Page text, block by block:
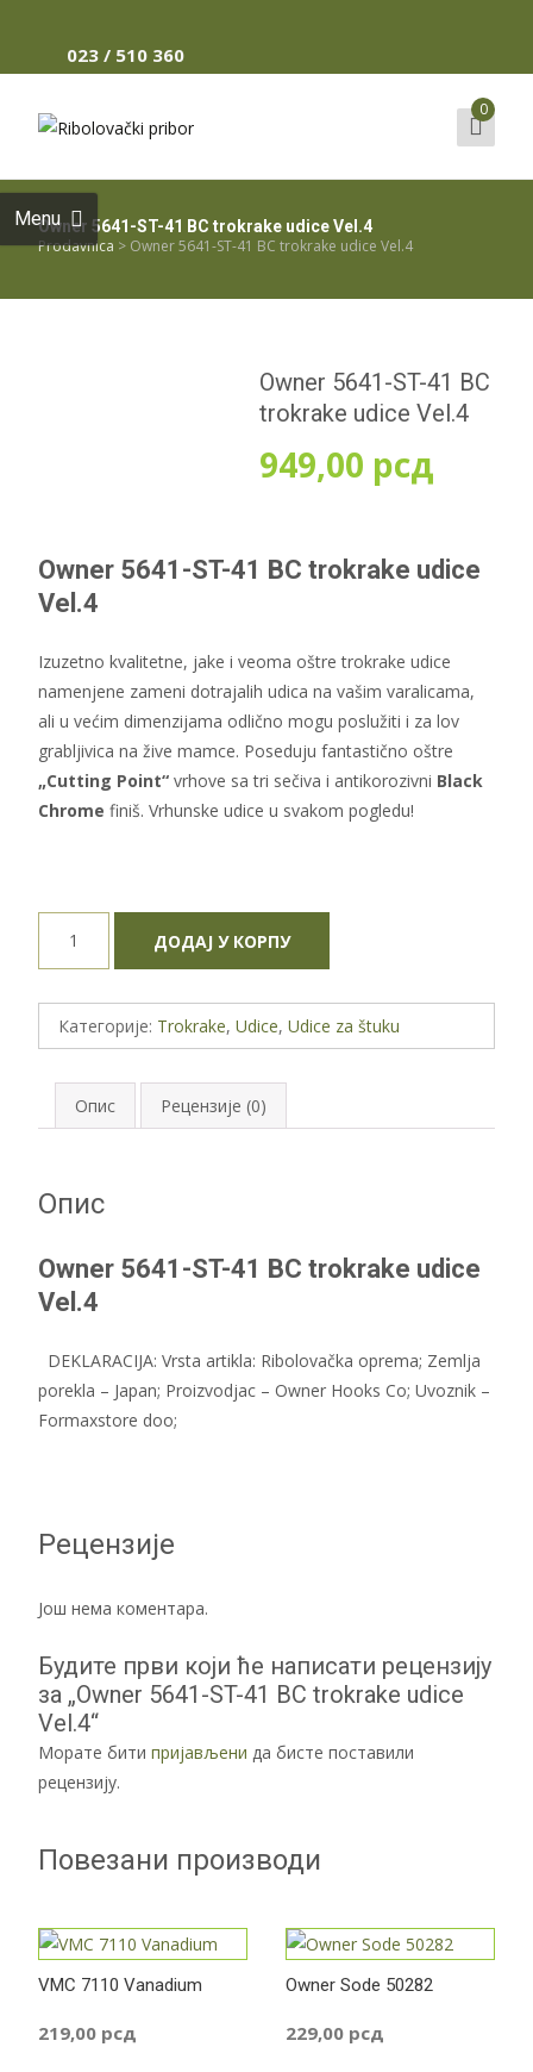
023 / 510 360
Menu
0
Search
for:
Owner 5641-ST-41 BC trokrake udice Vel.4
Prodavnica > Owner 5641-ST-41 BC trokrake udice Vel.4
Owner 5641-ST-41 BC
trokrake udice Vel.4
949,00 рсд
Owner 5641-ST-41 BC trokrake udice
Vel.4
Izuzetno kvalitetne, jake i veoma oštre trokrake udice
namenjene zameni dotrajalih udica na vašim varalicama,
ali u većim dimenzijama odlično mogu poslužiti i za lov
grabljivica na žive mamce. Poseduju fantastično oštre
„Cutting Point“ vrhove sa tri sečiva i antikorozivni Black
Chrome finiš. Vrhunske udice u svakom pogledu!
BC
udice
Vel.4
ДОДАЈ У КОРПУ
Категорије: Trokrake, Udice, Udice za štuku
Опис Рецензије (0)
Опис
Owner 5641-ST-41 BC trokrake udice
Vel.4
DEKLARACIJA: Vrsta artikla: Ribolovačka oprema; Zemlja
porekla – Japan; Proizvodjac – Owner Hooks Co; Uvoznik –
Formaxstore doo;
Рецензије
Још нема коментара.
Будите први који ће написати рецензију
за „Owner 5641-ST-41 BC trokrake udice
Vel.4“
Морате бити пријављени да бисте поставили
рецензију.
Повезани производи
VMC 7110 Vanadium
219,00 рсд
Owner Sode 50282
229,00 рсд